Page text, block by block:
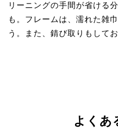
リーニングの手間が省ける
も。フレームは、濡れた雑
う。また、錆び取りもして
よくあ